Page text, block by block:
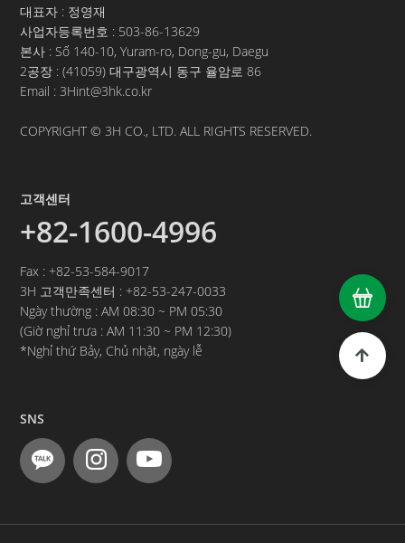
대표자 : 정영재
사업자등록번호 : 503-86-13629
본사 : Số 140-10, Yuram-ro, Dong-gu, Daegu
2공장 : (41059) 대구광역시 동구 율암로 86
Email : 3Hint@3hk.co.kr
COPYRIGHT © 3H CO., LTD. ALL RIGHTS RESERVED.
고객센터
+82-1600-4996
Fax : +82-53-584-9017
3H 고객만족센터 : +82-53-247-0033
Ngày thường :AM 08:30 ~ PM 05:30
(Giờ nghỉ trưa :AM 11:30 ~ PM 12:30)
*Nghỉ thứ Bảy, Chủ nhật, ngày lễ
SNS